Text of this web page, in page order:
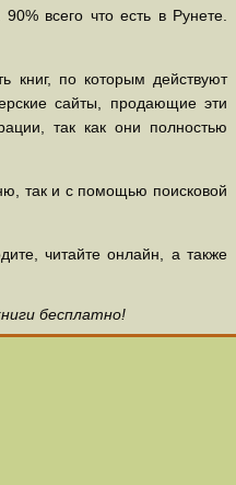
всего что есть в Рунете.
книг, по которым действуют
сайты, продающие эти
так как они полностью
так и с помощью поисковой
читайте онлайн, а также
бесплатно!